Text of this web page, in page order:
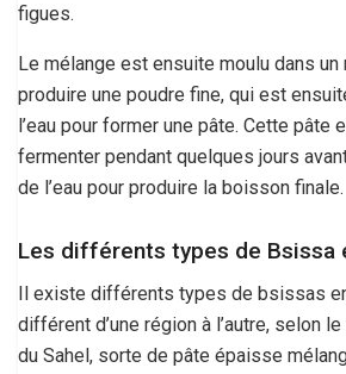
figues.
Le mélange est ensuite moulu dans
produire une poudre fine, qui est
l’eau pour former une pâte. Cette pâte
fermenter pendant quelques jours
de l’eau pour produire la boisson finale.
Les différents types de Bsissa
Il existe différents types de bsissas
différent d’une région à l’autre, selon
du Sahel, sorte de pâte épaisse